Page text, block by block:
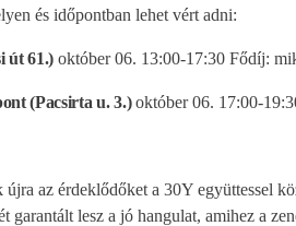
és időpontban lehet vért adni:
út 61.) október 06. 13:00-17:30 Fődíj:
(Pacsirta u. 3.)október 06. 17:00-
újra az érdeklődőket a 30Y együttessel
garantált lesz a jó hangulat, amihez a